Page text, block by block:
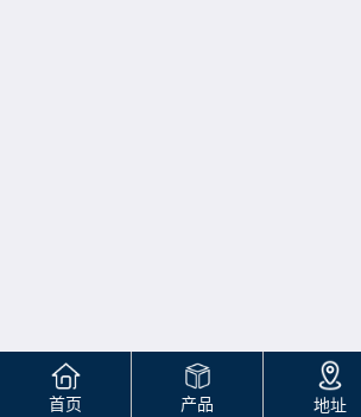
首页 产品 地址